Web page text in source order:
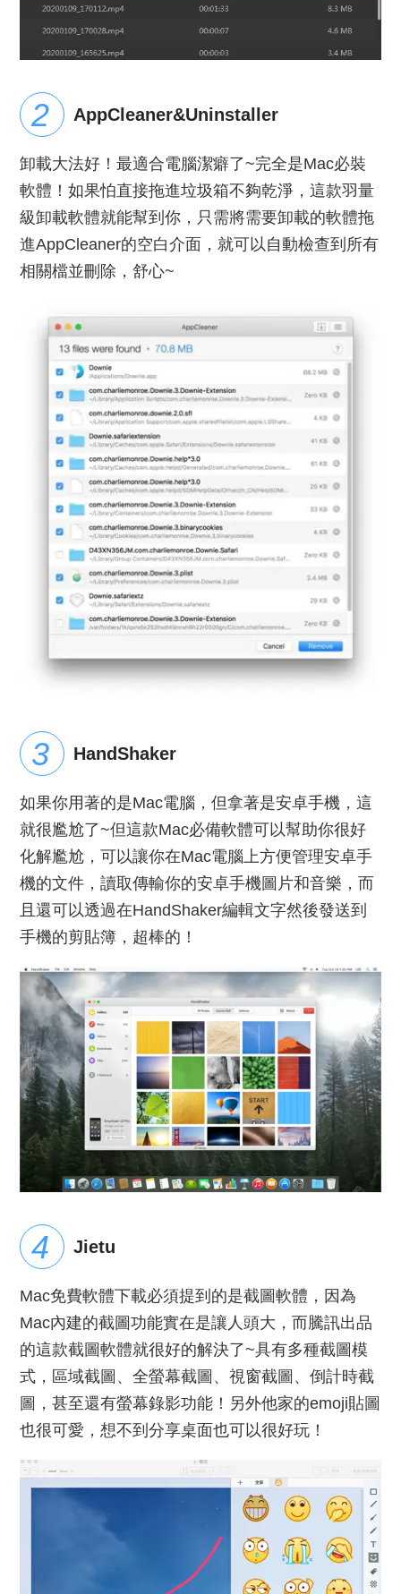
AppCleaner&Uninstaller
卸載大法好！最適合電腦潔癖了~完全是Mac必裝
軟體！如果怕直接拖進垃圾箱不夠乾淨，這款羽量
級卸載軟體就能幫到你，只需將需要卸載的軟體拖
進AppCleaner的空白介面，就可以自動檢查到所有
相關檔並刪除，舒心~
HandShaker
如果你用著的是Mac電腦，但拿著是安卓手機，這
就很尷尬了~但這款Mac必備軟體可以幫助你很好
化解尷尬，可以讓你在Mac電腦上方便管理安卓手
機的文件，讀取傳輸你的安卓手機圖片和音樂，而
且還可以透過在HandShaker編輯文字然後發送到
手機的剪貼簿，超棒的！
Jietu
Mac免費軟體下載必須提到的是截圖軟體，因為
Mac內建的截圖功能實在是讓人頭大，而騰訊出品
的這款截圖軟體就很好的解決了~具有多種截圖模
式，區域截圖、全螢幕截圖、視窗截圖、倒計時截
圖，甚至還有螢幕錄影功能！另外他家的emoji貼圖
也很可愛，想不到分享桌面也可以很好玩！